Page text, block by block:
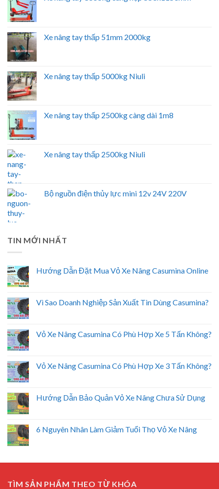
Xe nâng tay thấp 51mm 2000kg
Xe nâng tay thấp 5000kg Niuli
Xe nâng tay thấp 2500kg càng dài 1m8
Xe nâng tay thấp 2500kg Niuli
Bộ nguồn điện thủy lực mini 12v 24V 220V
TIN MỚI NHẤT
Hướng Dẫn Đặt Mua Vỏ Xe Nâng Casumina Online
Vì Sao Doanh Nghiệp Sản Xuất Tin Dùng Casumina?
Vỏ Xe Nâng Casumina Có Phù Hợp Xe 5 Tấn Không?
Vỏ Xe Nâng Casumina Có Phù Hợp Xe 3 Tấn Không?
Hướng Dẫn Bảo Quản Vỏ Xe Nâng Chưa Sử Dụng
6 Nguyên Nhân Làm Giảm Tuổi Thọ Vỏ Xe Nâng
TÌM SẢN PHẨM THEO TỪ KHÓA